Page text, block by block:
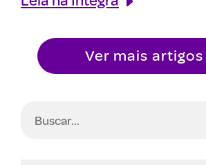
Ver mais artigos